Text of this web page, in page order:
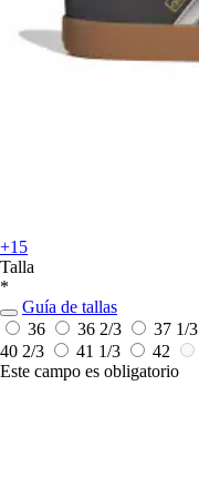
+15
Talla
*
Guía de tallas
36
36 2/3 37 1/3
40 2/3
41 1/3 42
Este campo es obligatorio